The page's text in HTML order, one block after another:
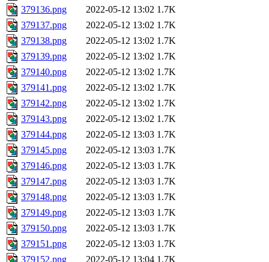
379136.png
2022-05-12 13:02 1.7K
379137.png
2022-05-12 13:02 1.7K
379138.png
2022-05-12 13:02 1.7K
379139.png
2022-05-12 13:02 1.7K
379140.png
2022-05-12 13:02 1.7K
379141.png
2022-05-12 13:02 1.7K
379142.png
2022-05-12 13:02 1.7K
379143.png
2022-05-12 13:02 1.7K
379144.png
2022-05-12 13:03 1.7K
379145.png
2022-05-12 13:03 1.7K
379146.png
2022-05-12 13:03 1.7K
379147.png
2022-05-12 13:03 1.7K
379148.png
2022-05-12 13:03 1.7K
379149.png
2022-05-12 13:03 1.7K
379150.png
2022-05-12 13:03 1.7K
379151.png
2022-05-12 13:03 1.7K
379152.png
2022-05-12 13:04 1.7K